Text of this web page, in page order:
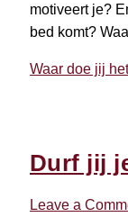
motiveert je?
bed komt?
Waar doe jij
Durf jij
Leave a